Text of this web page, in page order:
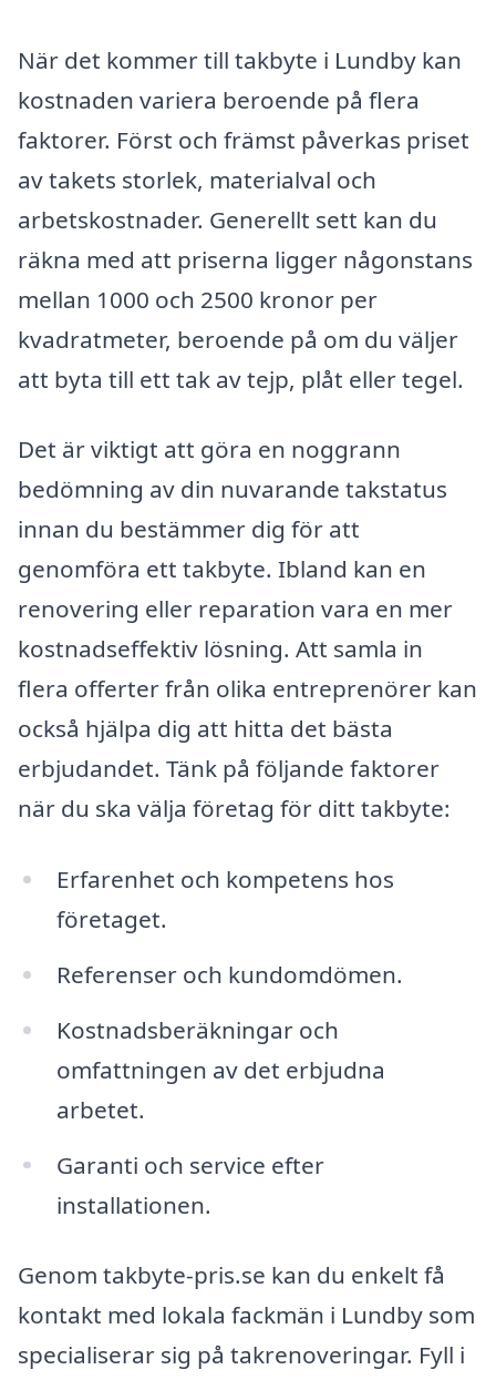
När det kommer till takbyte i Lundby kan
kostnaden variera beroende på flera
faktorer. Först och främst påverkas priset
av takets storlek, materialval och
arbetskostnader. Generellt sett kan du
räkna med att priserna ligger någonstans
mellan 1000 och 2500 kronor per
kvadratmeter, beroende på om du väljer
att byta till ett tak av tejp, plåt eller tegel.
Det är viktigt att göra en noggrann
bedömning av din nuvarande takstatus
innan du bestämmer dig för att
genomföra ett takbyte. Ibland kan en
renovering eller reparation vara en mer
kostnadseffektiv lösning. Att samla in
flera offerter från olika entreprenörer kan
också hjälpa dig att hitta det bästa
erbjudandet. Tänk på följande faktorer
när du ska välja företag för ditt takbyte:
Erfarenhet och kompetens hos
företaget.
Referenser och kundomdömen.
Kostnadsberäkningar och
omfattningen av det erbjudna
arbetet.
Garanti och service efter
installationen.
Genom takbyte-pris.se kan du enkelt få
kontakt med lokala fackmän i Lundby som
specialiserar sig på takrenoveringar. Fyll i